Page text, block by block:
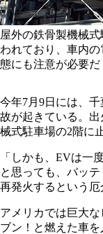
屋外の鉄骨製機械
われており、車内
態にも注意が必要だ
今年7月9日には、
故が起きている。
械式駐車場の2階に
「しかも、EVは一
と思っても、バッ
再発火するという厄
アメリカでは巨大
ブン！と燃えた車を